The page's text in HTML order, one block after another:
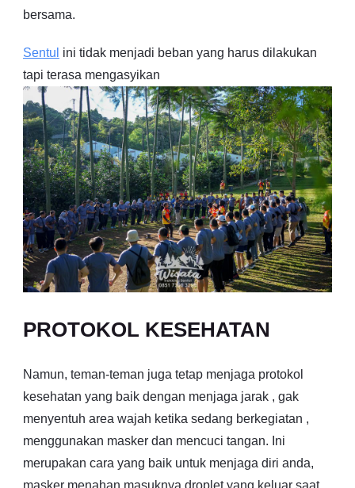
bersama.
Sentul ini tidak menjadi beban yang harus dilakukan
tapi terasa mengasyikan
PROTOKOL KESEHATAN
Namun, teman-teman juga tetap menjaga protokol
kesehatan yang baik dengan menjaga jarak , gak
menyentuh area wajah ketika sedang berkegiatan ,
menggunakan masker dan mencuci tangan. Ini
merupakan cara yang baik untuk menjaga diri anda,
masker menahan masuknya droplet yang keluar saat